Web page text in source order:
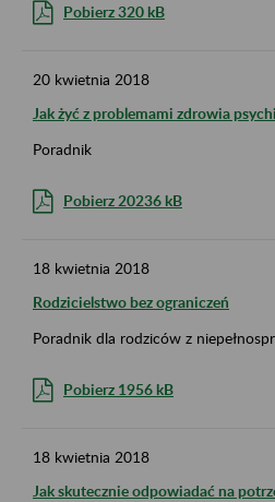
Pobierz 320 kB
20 kwietnia 2018
Jak żyć z problemami zdrowia
Poradnik
Pobierz 20236 kB
18 kwietnia 2018
Rodzicielstwo bez ograniczeń
Poradnik dla rodziców z
Pobierz 1956 kB
18 kwietnia 2018
Jak skutecznie odpowiadać na